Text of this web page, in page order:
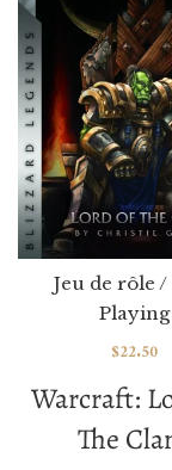
Warcraft:
The
Jeu de rôle /
Playing
$22.50